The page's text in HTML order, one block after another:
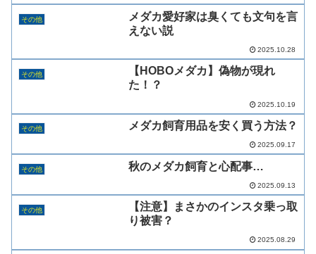
その他
メダカ愛好家は臭くても文句を言
えない説
2025.10.28
その他
【HOBOメダカ】偽物が現れ
た！？
2025.10.19
その他 メダカ飼育用品を安く買う方法？
2025.09.17
その他 秋のメダカ飼育と心配事…
2025.09.13
その他
【注意】まさかのインスタ乗っ取
り被害？
2025.08.29